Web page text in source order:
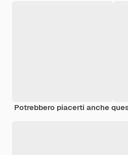
Potrebbero piacerti anche